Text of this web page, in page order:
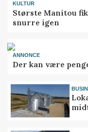
KULTUR
Største Manitou
snurre igen
ANNONCE
Der kan være